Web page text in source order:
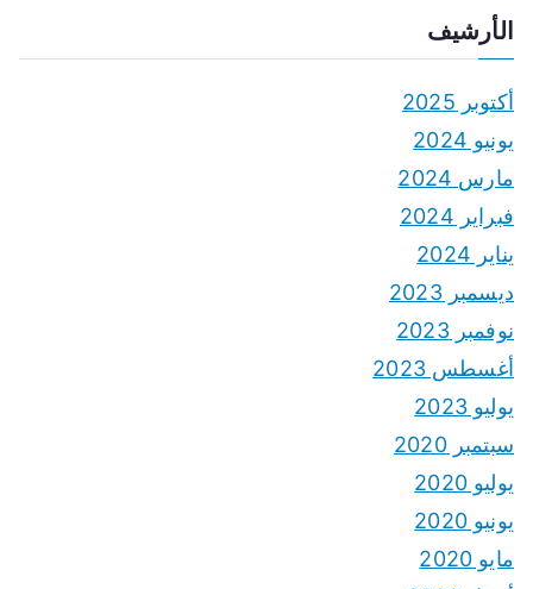
الأرشيف
أكتوبر 2025
يونيو 2024
مارس 2024
فبراير 2024
يناير 2024
ديسمبر 2023
نوفمبر 2023
أغسطس 2023
يوليو 2023
سبتمبر 2020
يوليو 2020
يونيو 2020
مايو 2020